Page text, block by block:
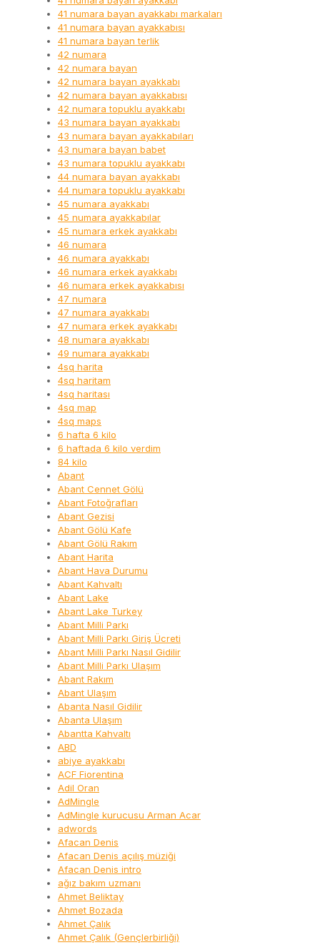
41 numara bayan ayakkabı markaları
41 numara bayan ayakkabısı
41 numara bayan terlik
42 numara
42 numara bayan
42 numara bayan ayakkabı
42 numara bayan ayakkabısı
42 numara topuklu ayakkabı
43 numara bayan ayakkabı
43 numara bayan ayakkabıları
43 numara bayan babet
43 numara topuklu ayakkabı
44 numara bayan ayakkabı
44 numara topuklu ayakkabı
45 numara ayakkabı
45 numara ayakkabılar
45 numara erkek ayakkabı
46 numara
46 numara ayakkabı
46 numara erkek ayakkabı
46 numara erkek ayakkabısı
47 numara
47 numara ayakkabı
47 numara erkek ayakkabı
48 numara ayakkabı
49 numara ayakkabı
4sq harita
4sq haritam
4sq haritası
4sq map
4sq maps
6 hafta 6 kilo
6 haftada 6 kilo verdim
84 kilo
Abant
Abant Cennet Gölü
Abant Fotoğrafları
Abant Gezisi
Abant Gölü Kafe
Abant Gölü Rakım
Abant Harita
Abant Hava Durumu
Abant Kahvaltı
Abant Lake
Abant Lake Turkey
Abant Milli Parkı
Abant Milli Parkı Giriş Ücreti
Abant Milli Parkı Nasıl Gidilir
Abant Milli Parkı Ulaşım
Abant Rakım
Abant Ulaşım
Abanta Nasıl Gidilir
Abanta Ulaşım
Abantta Kahvaltı
ABD
abiye ayakkabı
ACF Fiorentina
Adil Oran
AdMingle
AdMingle kurucusu Arman Acar
adwords
Afacan Denis
Afacan Denis açılış müziği
Afacan Denis intro
ağız bakım uzmanı
Ahmet Beliktay
Ahmet Bozada
Ahmet Çalık
Ahmet Çalık (Gençlerbirliği)